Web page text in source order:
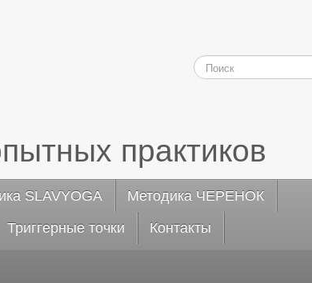
практиков
SLAVYOGA
Методика ЧЕРЕНОК
Триггерные точки Контакты